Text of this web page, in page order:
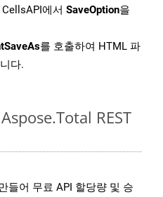
에서 SaveOption을
를 호출하여 HTML 파
다.
REST
들어 무료 API 할당량 및 승